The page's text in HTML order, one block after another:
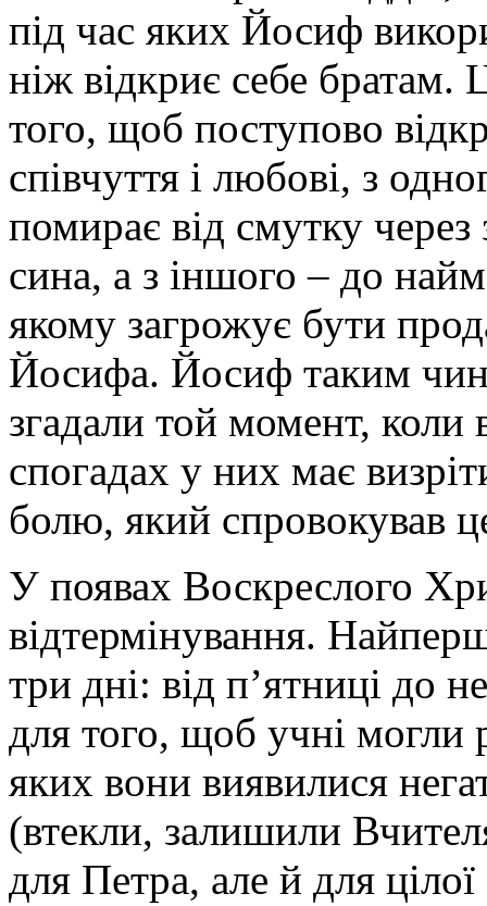
під час яких Йосиф
ніж відкриє себе братам.
того, щоб поступово
співчуття і любові, з
помирає від смутку
сина, а з іншого – до
якому загрожує бути
Йосифа. Йосиф таким
згадали той момент,
спогадах у них має
болю, який спровокував
У появах Воскреслого
відтермінування.
три дні: від п’ятниці до
для того, щоб учні могли
яких вони виявилися
(втекли, залишили
для Петра, але й для